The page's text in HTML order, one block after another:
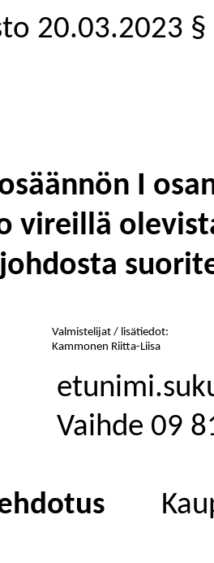
20.03.2023 §
I
vireillä
Valmistelijat / lisätiedot:
Kammonen Riitta-Liisa
Vaihde 09